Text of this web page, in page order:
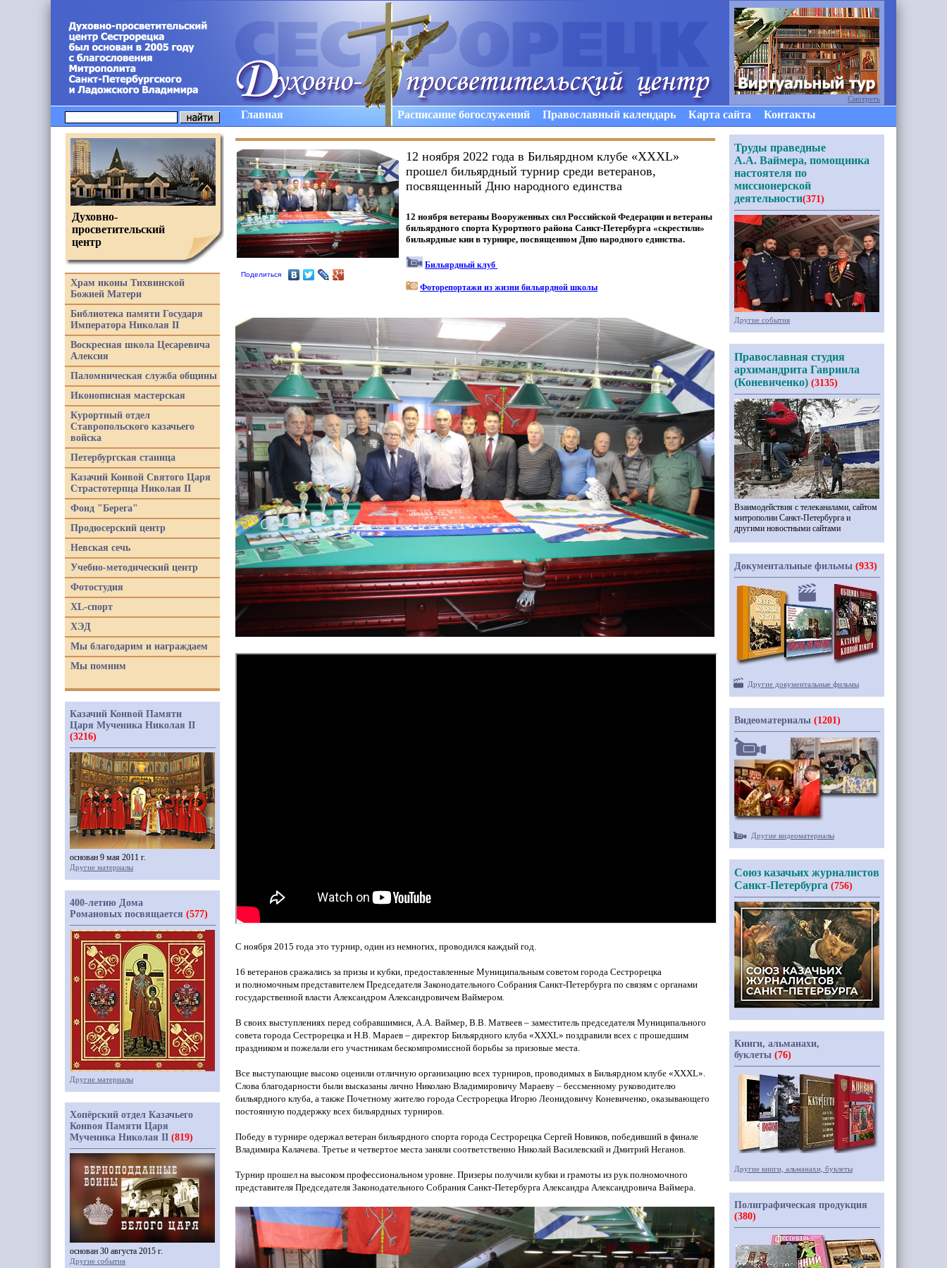
Главная Расписание богослужений Православный календарь Карта сайта Контакты
Поделиться
12 ноября 2022 года в Бильярдном клубе «XXXL»
прошел бильярдный турнир среди ветеранов,
посвященный Дню народного единства
12 ноября ветераны Вооруженных сил Российской Федерации и ветераны
бильярдного спорта Курортного района Санкт-Петербурга «скрестили»
бильярдные кии в турнире, посвященном Дню народного единства.
Бильярдный клуб
Фоторепортажи из жизни бильярдной школы
С ноября 2015 года это турнир, один из немногих, проводился каждый год.
16 ветеранов сражались за призы и кубки, предоставленные Муниципальным советом города Сестрорецка
и полномочным представителем Председателя Законодательного Собрания Санкт-Петербурга по связям с органами
государственной власти Александром Александровичем Ваймером.
В своих выступлениях перед собравшимися, А.А. Ваймер, В.В. Матвеев – заместитель председателя Муниципального
совета города Сестрорецка и Н.В. Мараев – директор Бильярдного клуба «XXXL» поздравили всех с прошедшим
праздником и пожелали его участникам бескомпромиссной борьбы за призовые места.
Все выступающие высоко оценили отличную организацию всех турниров, проводимых в Бильярдном клубе «XXXL».
Слова благодарности были высказаны лично Николаю Владимировичу Мараеву – бессменному руководителю
бильярдного клуба, а также Почетному жителю города Сестрорецка Игорю Леонидовичу Коневиченко, оказывающего
постоянную поддержку всех бильярдных турниров.
Победу в турнире одержал ветеран бильярдного спорта города Сестрорецка Сергей Новиков, победивший в финале
Владимира Калачева. Третье и четвертое места заняли соответственно Николай Василевский и Дмитрий Неганов.
Турнир прошел на высоком профессиональном уровне. Призеры получили кубки и грамоты из рук полномочного
представителя Председателя Законодательного Собрания Санкт-Петербурга Александра Александровича Ваймера.
Духовно-
просветительский
центр
Храм иконы Тихвинской
Божией Матери
Библиотека памяти Государя
Императора Николая II
Воскресная школа Цесаревича
Алексия
Паломническая служба общины
Иконописная мастерская
Курортный отдел
Ставропольского казачьего
войска
Петербургская станица
Казачий Конвой Святого Царя
Страстотерпца Николая II
Фонд "Берега"
Продюсерский центр
Невская сечь
Учебно-методический центр
Фотостудия
XL-спорт
ХЭД
Мы благодарим и награждаем
Мы помним
Казачий Конвой Памяти
Царя Мученика Николая II
(3216)
основан 9 мая 2011 г.
Другие материалы
400-летию Дома
Романовых посвящается (577)
Другие материалы
Хопёрский отдел Казачьего
Конвоя Памяти Царя
Мученика Николая II (819)
основан 30 августа 2015 г.
Другие события
Смотреть
Труды праведные
А.А. Ваймера, помощника
настоятеля по
миссионерской
деятельности(371)
Другие события
Православная студия
архимандрита Гавриила
(Коневиченко) (3135)
Взаимодействия с телеканалами, сайтом
митрополии Санкт-Петербурга и
другими новостными сайтами
Документальные фильмы (933)
Другие документальные фильмы
Видеоматериалы (1201)
Другие видеоматериалы
Союз казачьих журналистов
Санкт-Петербурга (756)
Книги, альманахи,
буклеты (76)
Другие книги, альманахи, буклеты
Полиграфическая продукция
(380)